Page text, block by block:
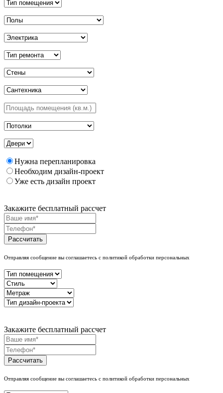
Нужна перепланировка
Необходим дизайн-проект
Уже есть дизайн проект
Закажите бесплатный рассчет
Рассчитать
Отправляя сообщение вы соглашаетесь с политикой обработки персональных
Закажите бесплатный рассчет
Рассчитать
Отправляя сообщение вы соглашаетесь с политикой обработки персональных